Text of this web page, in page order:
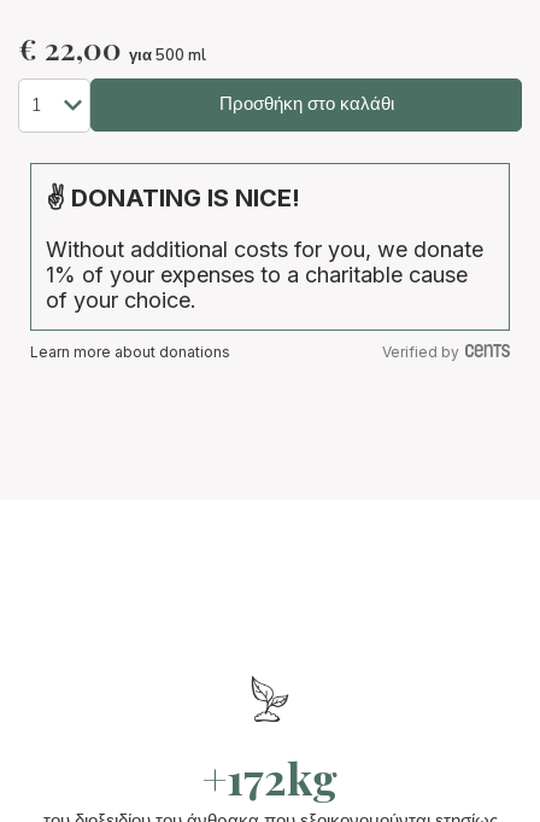
€ 22,00 για 500 ml
Προσθήκη στο καλάθι
✌ DONATING IS NICE!
Without additional costs for you, we donate
1% of your expenses to a charitable cause
of your choice.
Learn more about donations Verified by
+172kg